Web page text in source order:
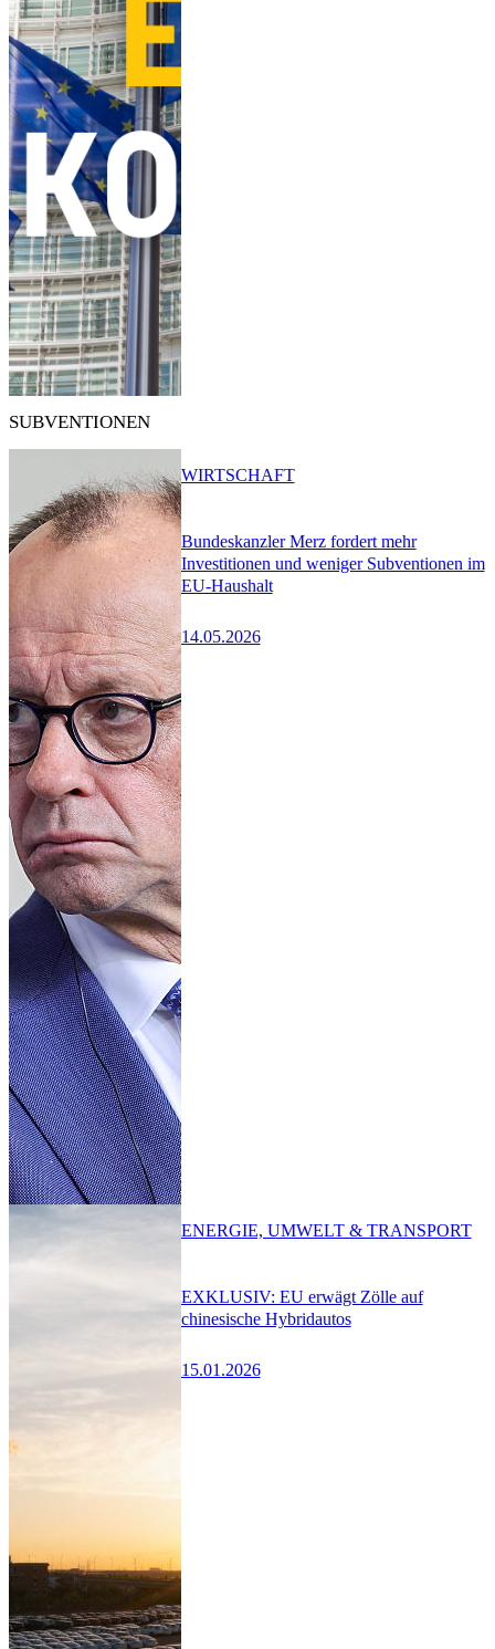
SUBVENTIONEN
Bundeskanzler Merz fordert mehr
Investitionen und weniger Subventionen im
EU-Haushalt
14.05.2026
WIRTSCHAFT
EXKLUSIV: EU erwägt Zölle auf
chinesische Hybridautos
15.01.2026
ENERGIE, UMWELT & TRANSPORT